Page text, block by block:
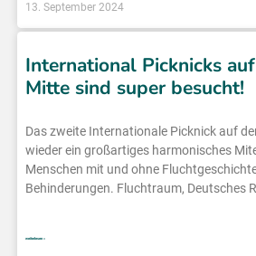
13. September 2024
International Picknicks
Mitte sind super besucht!
Das zweite Internationale Picknick auf
wieder ein großartiges harmonisches
Menschen mit und ohne
Behinderungen. Fluchtraum, Deutsches
weiterlesen »